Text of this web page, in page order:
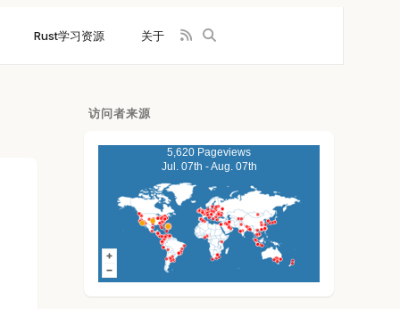
Rust学习资源 关于
访问者来源
5,620 Pageviews
Jul. 07th - Aug. 07th